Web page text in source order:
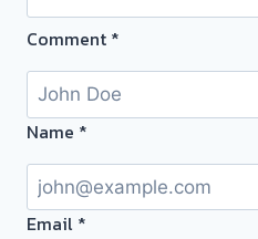
คุณ
ตั๋ว
ทอง
โรง
รับ
Comment *
Name *
Email *